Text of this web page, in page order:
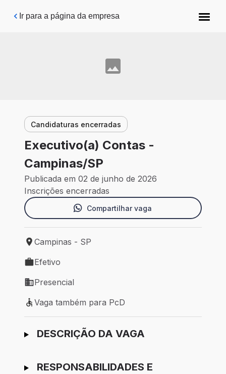
Pular para o conteúdo principal
Ir para a página da empresa
Candidaturas encerradas
Executivo(a) Contas -
Campinas/SP
Publicada em 02 de junho de 2026
Inscrições encerradas
Compartilhar vaga
Local de trabalho: Campinas - SP
Campinas - SP
Tipo de vaga: Efetivo
Efetivo
Modelo de trabalho: Presencial
Presencial
Vaga também para PcD
Vaga também para PcD
Ir para candidatura
DESCRIÇÃO DA VAGA
RESPONSABILIDADES E